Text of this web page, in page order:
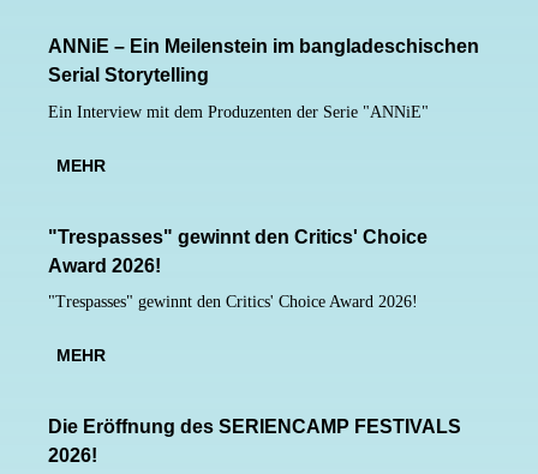
ANNiE – Ein Meilenstein im bangladeschischen
Serial Storytelling
Ein Interview mit dem Produzenten der Serie "ANNiE"
MEHR
"Trespasses" gewinnt den Critics' Choice
Award 2026!
"Trespasses" gewinnt den Critics' Choice Award 2026!
MEHR
Die Eröffnung des SERIENCAMP FESTIVALS
2026!